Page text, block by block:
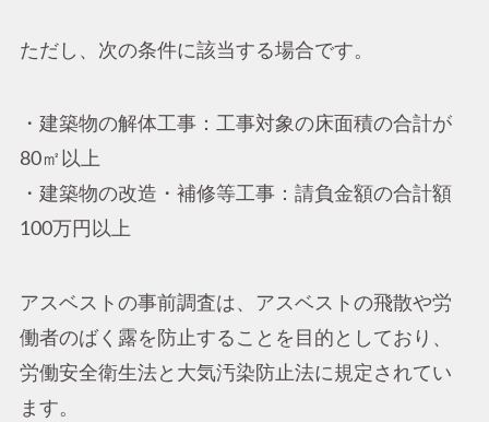
ただし、次の条件に該当する場合です。
・建築物の解体工事：工事対象の床面積の合計が
80㎡以上
・建築物の改造・補修等工事：請負金額の合計額
100万円以上
アスベストの事前調査は、アスベストの飛散や労
働者のばく露を防止することを目的としており、
労働安全衛生法と大気汚染防止法に規定されてい
ます。